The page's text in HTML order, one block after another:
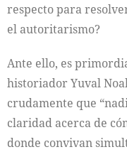
respecto para
el autoritarismo?
Ante ello, es
historiador Yuval
crudamente que
claridad acerca de
donde convivan